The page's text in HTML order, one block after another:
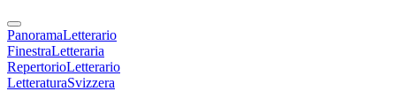
PanoramaLetterario
FinestraLetteraria
RepertorioLetterario
LetteraturaSvizzera